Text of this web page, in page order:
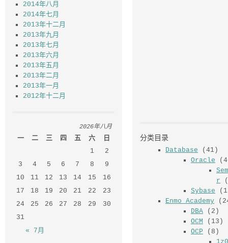
分类目录
Database(41)
Oracle
2014年八月
2014年七月
2013年十二月
2013年九月
2013年七月
2013年六月
2013年五月
2013年二月
2013年一月
2012年十二月
2026年八月
一 二 三 四 五 六 日
« 7月
1
2
3
4 5 6 7 8
9
10
11 12 13 14 15
16
17
18 19 20 21 22
23
24
25 26 27 28 29
30
31